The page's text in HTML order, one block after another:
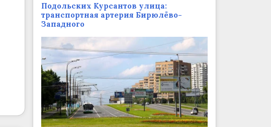
Подольских Курсантов улица:
транспортная артерия Бирюлёво-
Западного